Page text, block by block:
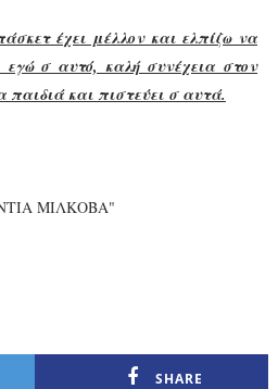
έχει μέλλον και ελπίζω να
σ αυτό, καλή συνέχεια στον
παιδιά και πιστεύει σ αυτά.
SHARE